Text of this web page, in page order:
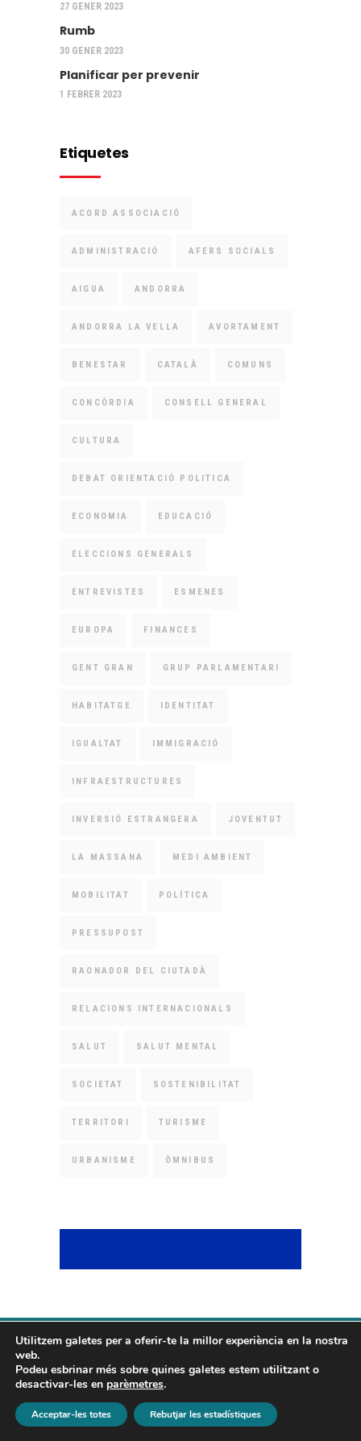
27 GENER 2023
Rumb
30 GENER 2023
Planificar per prevenir
1 FEBRER 2023
Etiquetes
ACORD ASSOCIACIÓ
ADMINISTRACIÓ AFERS SOCIALS
AIGUA ANDORRA
ANDORRA LA VELLA AVORTAMENT
BENESTAR CATALÀ COMUNS
CONCÒRDIA CONSELL GENERAL
CULTURA
DEBAT ORIENTACIÓ POLITICA
ECONOMIA EDUCACIÓ
ELECCIONS GENERALS
ENTREVISTES ESMENES
EUROPA FINANCES
GENT GRAN GRUP PARLAMENTARI
HABITATGE IDENTITAT
IGUALTAT IMMIGRACIÓ
INFRAESTRUCTURES
INVERSIÓ ESTRANGERA JOVENTUT
LA MASSANA MEDI AMBIENT
MOBILITAT POLÍTICA
PRESSUPOST
RAONADOR DEL CIUTADÀ
RELACIONS INTERNACIONALS
SALUT SALUT MENTAL
SOCIETAT SOSTENIBILITAT
TERRITORI TURISME
URBANISME ÒMNIBUS
On ens pots trobar
Utilitzem galetes per a oferir-te la millor experiència en la nostra
web.
Podeu esbrinar més sobre quines galetes estem utilitzant o
desactivar-les en parèmetres.
Acceptar-les totes Rebutjar les estadístiques